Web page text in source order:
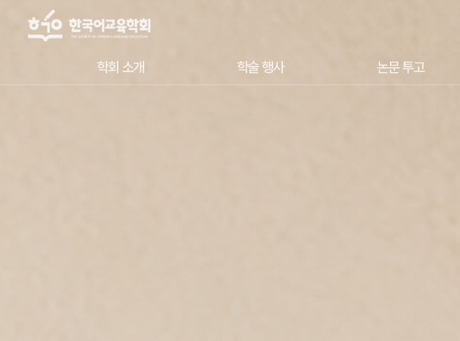
학회 소개 학술 행사 논문 투고